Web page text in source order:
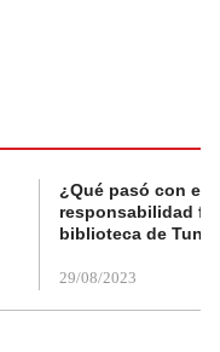
¿Qué pasó con el
responsabilidad
biblioteca de
29/08/2023